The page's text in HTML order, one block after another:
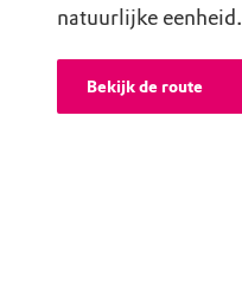
natuurlijke eenheid.
Bekijk de route